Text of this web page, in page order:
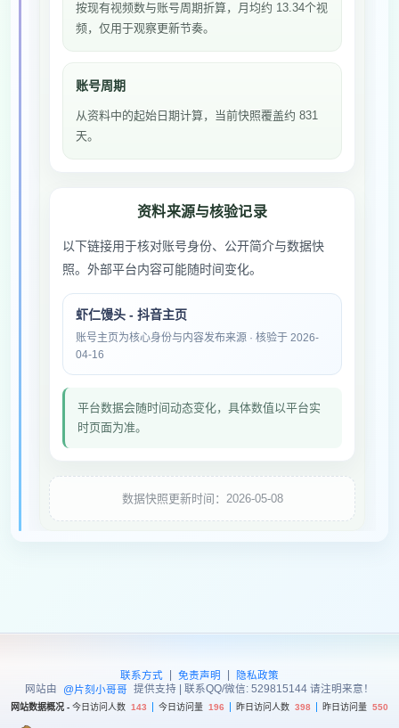
按现有视频数与账号周期折算，月均约 13.34个视
频，仅用于观察更新节奏。
账号周期
从资料中的起始日期计算，当前快照覆盖约 831
天。
资料来源与核验记录
以下链接用于核对账号身份、公开简介与数据快
照。外部平台内容可能随时间变化。
虾仁馒头 - 抖音主页
账号主页为核心身份与内容发布来源 · 核验于 2026-
04-16
平台数据会随时间动态变化，具体数值以平台实
时页面为准。
数据快照更新时间：2026-05-08
联系方式 | 免责声明 |
隐私政策
网站由
@片刻小哥哥 提供支持 | 联系QQ/微信: 529815144 请注明来意！
网站数据概况 - 今日访问人数 143 今日访问量 196 昨日访问人数 398 昨日访问量 550